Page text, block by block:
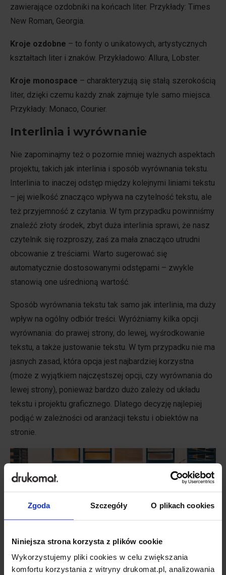
Zgoda Szczegóły O plikach cookies
Niniejsza strona korzysta z plików cookie
Wykorzystujemy pliki cookies w celu zwiększania
komfortu korzystania z witryny drukomat.pl, analizowania
zawierające ozdobniki na końcach liter. Przykłady: Times
New Roman, Georgia.
Kroje ozdobne – to fonty o unikatowych, artystycznych
kształtach liter i znaków. Przykładowo: Allura, Lobster.
Kroje monospace – charakteryzują się stałą szerokością
liter, dzięki czemu każdy znak zajmuje tyle samo miejsca.
Przykłady: Monaco, Courier.
Interlinia i wyrównanie
Nie zapominajmy też o pozornie mniej ważnych aspektach
projektu, takich jak interlinia i sposób wyrównania tekstu.
Interlinia to inaczej odstęp między kolejnymi liniami tekstu
– jej wielkość znacząco wpływa na czytelność tekstu, ale
też przyjemność z czytania. W tym przypadku powinniśmy
znaleźć złoty środek, zbyt duża interlinia sprawi, że nasz
czytelnik się rozproszy, zaś za mała znacząco utrudni
obcowanie z treściami. Warto sugerować się
automatycznie dostosowanymi odstępami – zwykle
stanowią one uśrednioną wartość.
Sposób wyrównania tekstu tak samo jak interlinia, ma duży
wpływ na ogólny odbiór treści. Wyróżniamy kilka opcji
wyrównania: do prawej strony, do lewej, wyśrodkowanie
tekstu, a także justowanie tekstu. W tym przypadku nie ma
jasnych zasad, która opcja jest najbardziej korzystna
(może z wyjątkiem najczęstszej opcji, czy wyrównania do
lewej strony), ponieważ bardzo dużo zależy od układu
tekstu i projektu graficznego. Dlatego decyzję najlepiej
podjąć w zależności od aranżacji tekstu i obiektów na
stronie.